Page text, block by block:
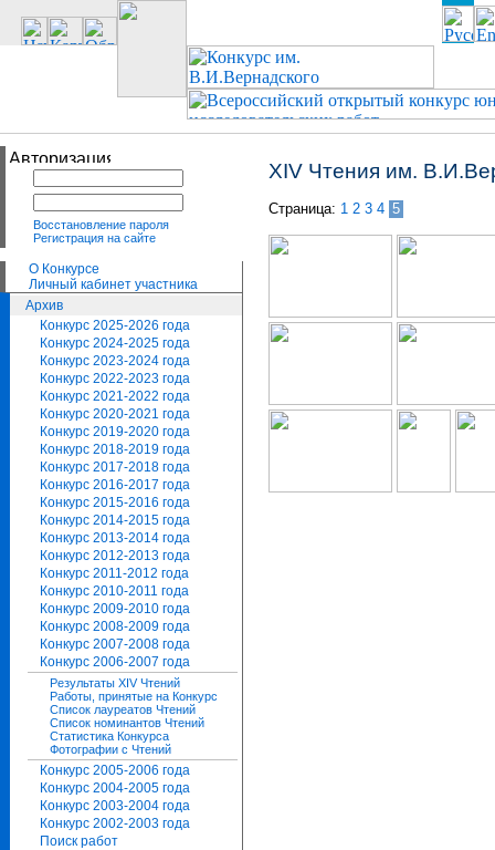
Восстановление пароля
Регистрация на сайте
О Конкурсе
Личный кабинет участника
Архив
Конкурс 2025-2026 года
Конкурс 2024-2025 года
Конкурс 2023-2024 года
Конкурс 2022-2023 года
Конкурс 2021-2022 года
Конкурс 2020-2021 года
Конкурс 2019-2020 года
Конкурс 2018-2019 года
Конкурс 2017-2018 года
Конкурс 2016-2017 года
Конкурс 2015-2016 года
Конкурс 2014-2015 года
Конкурс 2013-2014 года
Конкурс 2012-2013 года
Конкурс 2011-2012 года
Конкурс 2010-2011 года
Конкурс 2009-2010 года
Конкурс 2008-2009 года
Конкурс 2007-2008 года
Конкурс 2006-2007 года
Результаты XIV Чтений
Работы, принятые на Конкурс
Список лауреатов Чтений
Список номинантов Чтений
Статистика Конкурса
Фотографии с Чтений
Конкурс 2005-2006 года
Конкурс 2004-2005 года
Конкурс 2003-2004 года
Конкурс 2002-2003 года
Поиск работ
XIV Чтения им.
Страница: 1 2 3 4 5